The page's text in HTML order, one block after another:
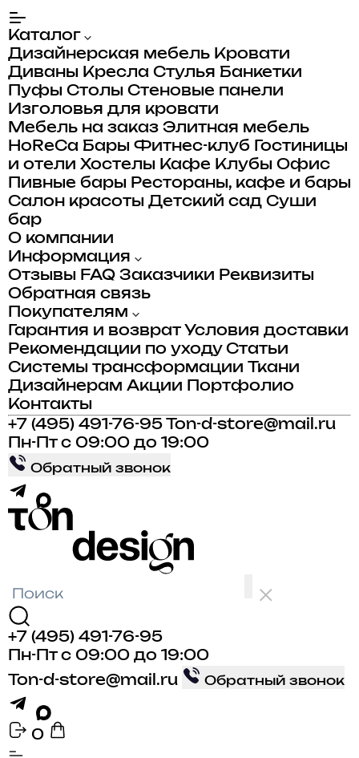
Каталог
Дизайнерская мебель Кровати
Диваны Кресла Стулья Банкетки
Пуфы Столы Стеновые панели
Изголовья для кровати
Мебель на заказ Элитная мебель
HoReCa Бары Фитнес-клуб
Гостиницы
и отели Хостелы Кафе Клубы Офис
Пивные бары Рестораны, кафе и бары
Салон красоты Детский сад Суши
бар
О компании
Информация
Отзывы FAQ Заказчики Реквизиты
Обратная связь
Покупателям
Гарантия и возврат Условия доставки
Рекомендации по уходу Статьи
Системы трансформации
Ткани
Дизайнерам Акции
Портфолио
Контакты
+7 (495) 491-76-95
Ton-d-store@mail.ru
Пн-Пт с 09:00 до 19:00
Обратный звонок
+7 (495) 491-76-95
Пн-Пт с 09:00 до 19:00
Ton-d-store@mail.ru
Обратный звонок
0